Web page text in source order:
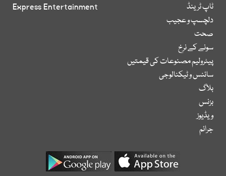
ٹاپ ٹرینڈ
دلچسپ و عجیب
صحت
سونے کے نرخ
پیٹرولیم مصنوعات کی قیمتیں
سائنس و ٹیکنالوجی
بلاگ
بزنس
ویڈیوز
جرائم
Express Entertainment